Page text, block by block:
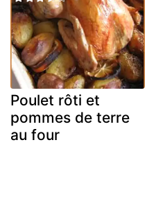
Poulet rôti et
pommes de terre
au four